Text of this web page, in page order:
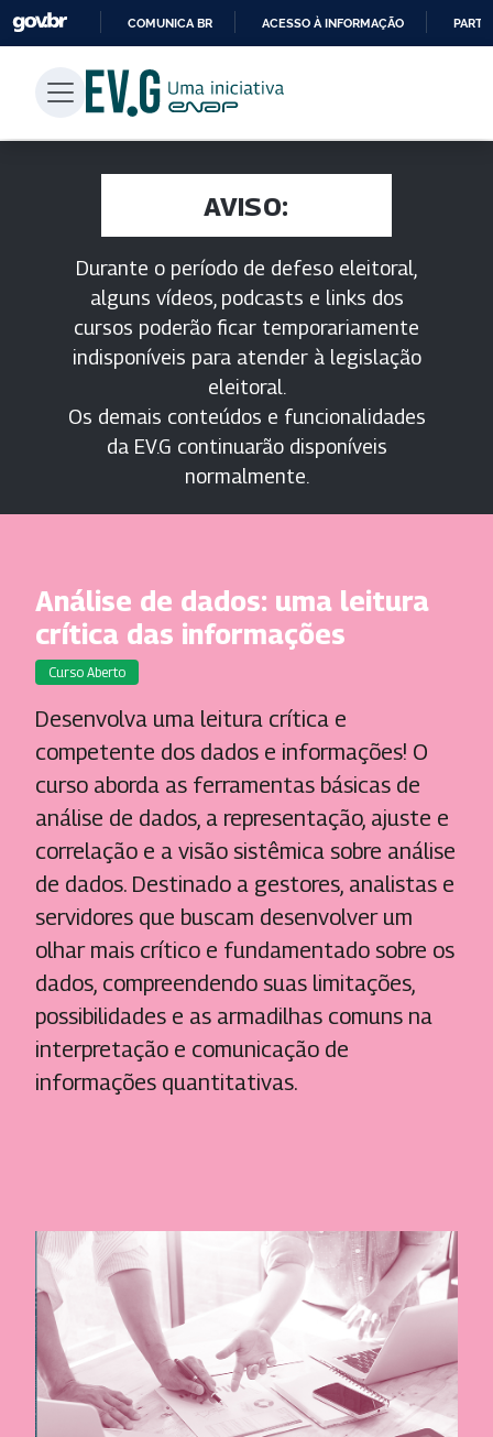
PARA
CONTEÚDO
COMUNICA BR ACESSO À INFORMAÇÃO
AVISO:
Durante o período de defeso eleitoral,
alguns vídeos, podcasts e links dos
cursos poderão ficar temporariamente
indisponíveis para atender à legislação
eleitoral.
Os demais conteúdos e funcionalidades
da EV.G continuarão disponíveis
normalmente.
Análise de dados: uma leitura
crítica das informações
Curso Aberto
Desenvolva uma leitura crítica e
competente dos dados e informações! O
curso aborda as ferramentas básicas de
análise de dados, a representação, ajuste e
correlação e a visão sistêmica sobre análise
de dados. Destinado a gestores, analistas e
servidores que buscam desenvolver um
olhar mais crítico e fundamentado sobre os
dados, compreendendo suas limitações,
possibilidades e as armadilhas comuns na
interpretação e comunicação de
informações quantitativas.